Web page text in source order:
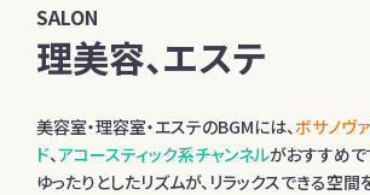
SALON
理美容、エステ
美容室・理容室・エステのBGMには、ボサノヴァ
ド、アコースティック系チャンネルがおすすめで
ゆったりとしたリズムが、リラックスできる空間